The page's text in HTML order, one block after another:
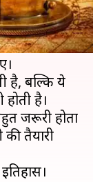
पता
जानकारी
है, बल्कि ये
है।
जरूरी होता
तैयारी